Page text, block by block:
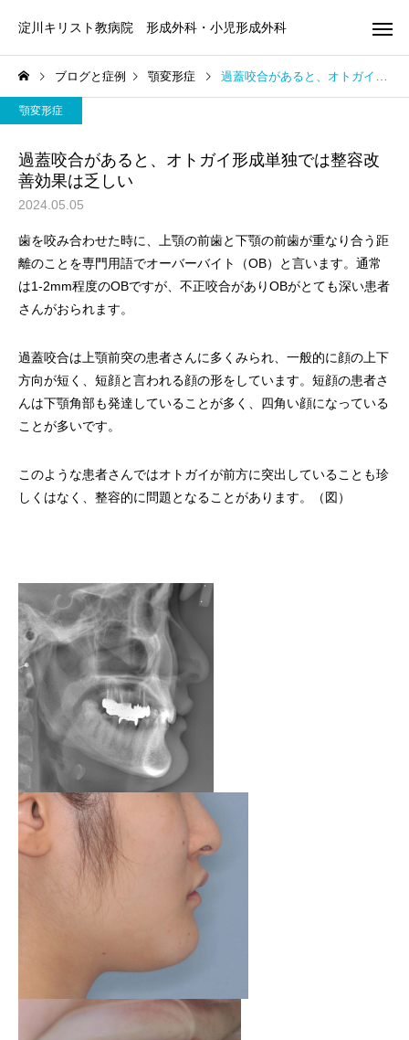
淀川キリスト教病院 形成外科・小児形成外科
顎変形症の治療症例
開咬（顎変形症）の両顎手
術｜治療計画から術後まで
唇裂の修正症例
鼻翼幅の広い両側唇裂
ブログと症例 顎変形症 過蓋咬合があると、オトガイ形成単独では整容改善効果は乏しい
顎変形症
過蓋咬合があると、オトガイ形成単独では整容改
善効果は乏しい
2024.05.05
歯を咬み合わせた時に、上顎の前歯と下顎の前歯が重なり合う距
離のことを専門用語でオーバーバイト（OB）と言います。通常
は1-2mm程度のOBですが、不正咬合がありOBがとても深い患者
さんがおられます。
過蓋咬合は上顎前突の患者さんに多くみられ、一般的に顔の上下
方向が短く、短顔と言われる顔の形をしています。短顔の患者さ
んは下顎角部も発達していることが多く、四角い顔になっている
ことが多いです。
このような患者さんではオトガイが前方に突出していることも珍
しくはなく、整容的に問題となることがあります。（図）